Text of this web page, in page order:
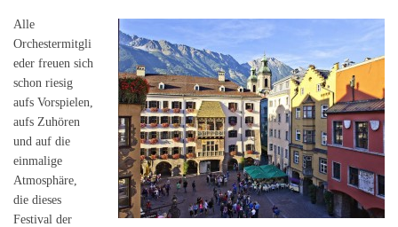
Alle
Orchestermitgli
eder freuen sich
schon riesig
aufs Vorspielen,
aufs Zuhören
und auf die
einmalige
Atmosphäre,
die dieses
Festival der